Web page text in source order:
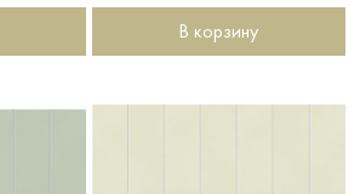
В корзину